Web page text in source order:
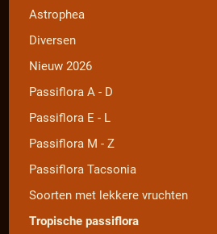
Astrophea
Diversen
Nieuw 2026
Passiflora A - D
Passiflora E - L
Passiflora M - Z
Passiflora Tacsonia
Soorten met lekkere vruchten
Tropische passiflora